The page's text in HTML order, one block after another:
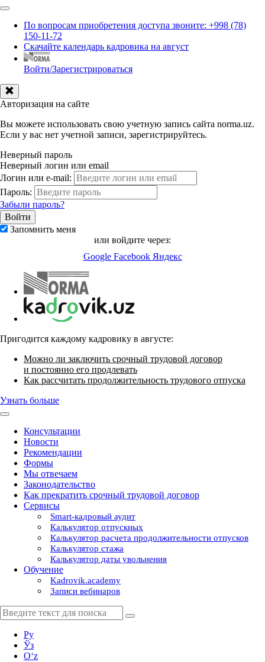
По вопросам приобретения доступа звоните: +998 (78)
150-11-72
Скачайте календарь кадровика на август
Войти/Зарегистрироваться
Авторизация на сайте
Вы можете использовать свою учетную запись сайта norma.uz.
Если у вас нет учетной записи, зарегистрируйтесь.
Неверный пароль
Неверный логин или email
Логин или e-mail:
Пароль:
Забыли пароль?
Запомнить меня
или войдите через:
Google Facebook Яндекс
Пригодится каждому кадровику в августе:
Можно ли заключить срочный трудовой договор
и постоянно его продлевать
Как рассчитать продолжительность трудового отпуска
Узнать больше
Консультации
Новости
Рекомендации
Формы
Мы отвечаем
Законодательство
Как прекратить срочный трудовой договор
Сервисы
Smart-кадровый аудит
Калькулятор отпускных
Калькулятор расчета продолжительности отпусков
Калькулятор стажа
Калькулятор даты увольнения
Обучение
Kadrovik.academy
Записи вебинаров
Ру
Ўз
Oʻz